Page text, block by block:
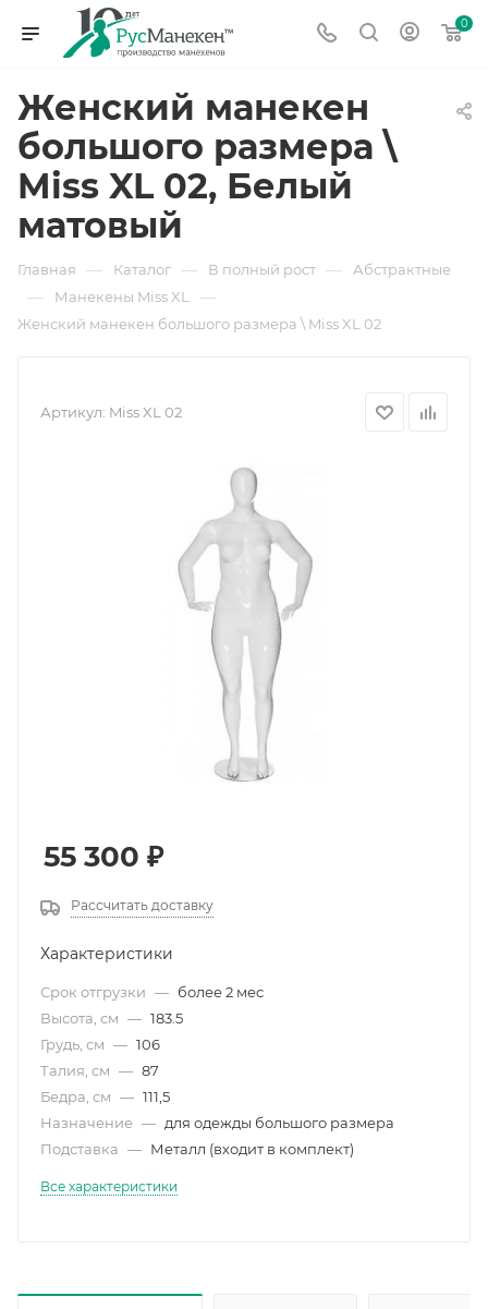
0
Женский манекен
большого размера \
Miss XL 02, Белый
матовый
Главная — Каталог — В полный рост — Абстрактные
— Манекены Miss XL —
Женский манекен большого размера \ Miss XL 02
Артикул: Miss XL 02
55 300 ₽
Рассчитать доставку
Характеристики
Срок отгрузки — более 2 мес
Высота, см — 183.5
Грудь, см — 106
Талия, см — 87
Бедра, см — 111,5
Назначение — для одежды большого размера
Подставка — Металл (входит в комплект)
Все характеристики